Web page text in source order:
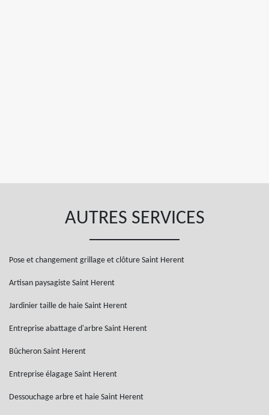
AUTRES SERVICES
Pose et changement grillage et clôture Saint Herent
Artisan paysagiste Saint Herent
Jardinier taille de haie Saint Herent
Entreprise abattage d'arbre Saint Herent
Bûcheron Saint Herent
Entreprise élagage Saint Herent
Dessouchage arbre et haie Saint Herent